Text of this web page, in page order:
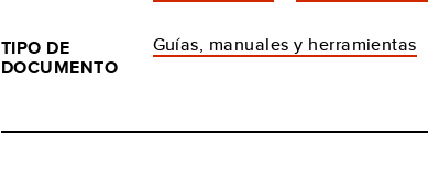
TIPO DE
DOCUMENTO
Guías, manuales y herramientas